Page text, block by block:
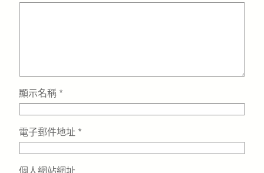
顯示名稱 *
電子郵件地址 *